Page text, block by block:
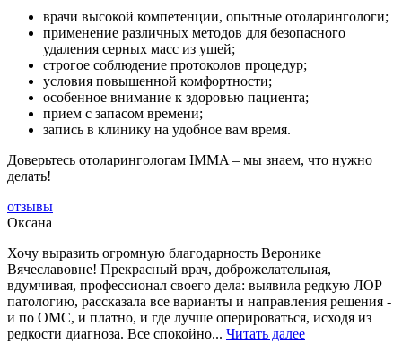
врачи высокой компетенции, опытные отоларингологи;
применение различных методов для безопасного
удаления серных масс из ушей;
строгое соблюдение протоколов процедур;
условия повышенной комфортности;
особенное внимание к здоровью пациента;
прием с запасом времени;
запись в клинику на удобное вам время.
Доверьтесь отоларингологам IMMA – мы знаем, что нужно
делать!
отзывы
Оксана
Хочу выразить огромную благодарность Веронике
Вячеславовне! Прекрасный врач, доброжелательная,
вдумчивая, профессионал своего дела: выявила редкую ЛОР
патологию, рассказала все варианты и направления решения -
и по ОМС, и платно, и где лучше оперироваться, исходя из
редкости диагноза. Все спокойно... Читать далее